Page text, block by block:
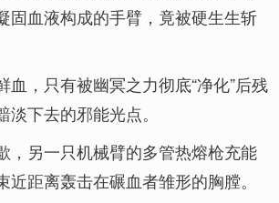
固血液构成的手臂，竟被硬生生斩
血，只有被幽冥之力彻底“净化”后残
下去的邪能光点。
，另一只机械臂的多管热熔枪充能
近距离轰击在碾血者雏形的胸膛。